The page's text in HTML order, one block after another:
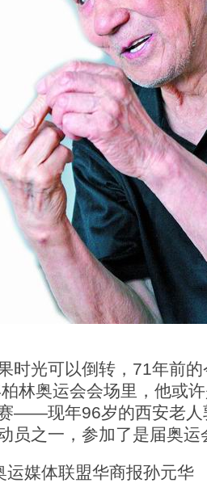
光可以倒转，71年前的
林奥运会会场里，他或
——现年96岁的西安老人
员之一，参加了是届奥运
体联盟华商报孙元华